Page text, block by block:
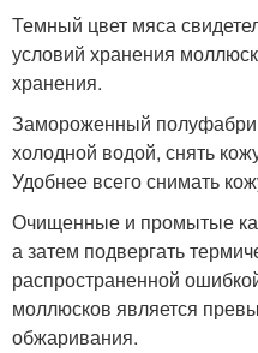
Темный цвет мяса
условий хранения
хранения.
Замороженный
холодной водой, снять
Удобнее всего снимать
Очищенные и промытые
а затем подвергать
распространенной
моллюсков является
обжаривания.